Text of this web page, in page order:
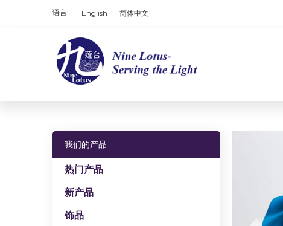
语言: English 简体中文
我们的产品
热门产品
新产品
饰品